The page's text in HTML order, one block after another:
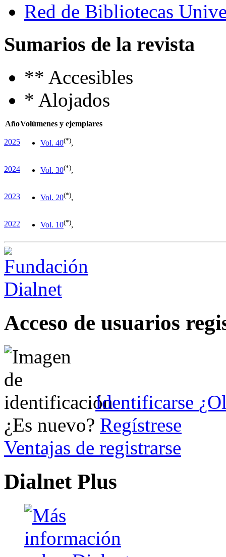
Red de Bibliotecas
Sumarios de la revista
** Accesibles
* Alojados
AñoVolúmenes y ejemplares
2025 Vol. 40(*),
2024 Vol. 30(*),
2023 Vol. 20(*),
2022 Vol. 10(*),
Acceso de usuarios
Identificarse
¿Es nuevo? Regístrese
Ventajas de registrarse
Dialnet Plus